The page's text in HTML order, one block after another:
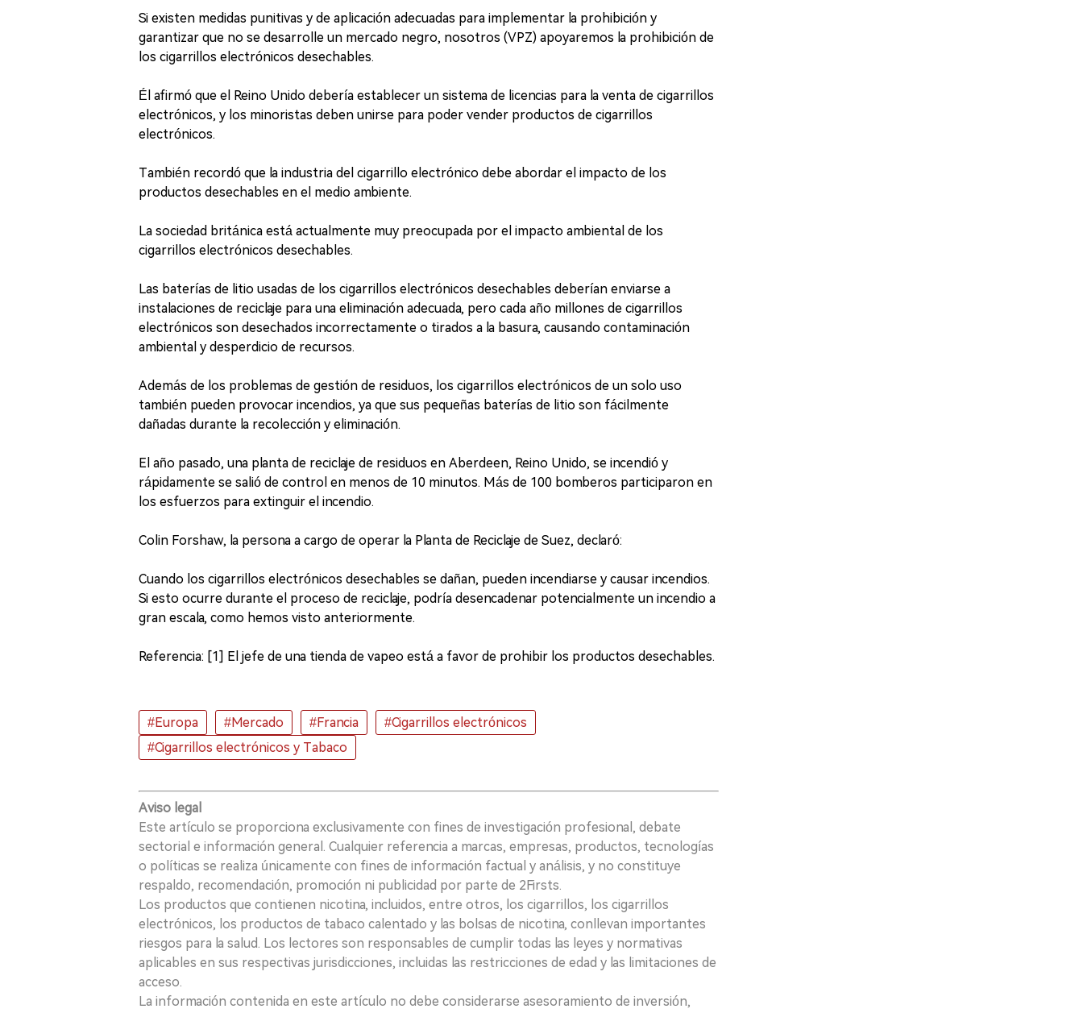
Si existen medidas punitivas y de aplicación adecuadas para implementar la prohibición y
garantizar que no se desarrolle un mercado negro, nosotros (VPZ) apoyaremos la prohibición de
los cigarrillos electrónicos desechables.
Él afirmó que el Reino Unido debería establecer un sistema de licencias para la venta de cigarrillos
electrónicos, y los minoristas deben unirse para poder vender productos de cigarrillos
electrónicos.
También recordó que la industria del cigarrillo electrónico debe abordar el impacto de los
productos desechables en el medio ambiente.
La sociedad británica está actualmente muy preocupada por el impacto ambiental de los
cigarrillos electrónicos desechables.
Las baterías de litio usadas de los cigarrillos electrónicos desechables deberían enviarse a
instalaciones de reciclaje para una eliminación adecuada, pero cada año millones de cigarrillos
electrónicos son desechados incorrectamente o tirados a la basura, causando contaminación
ambiental y desperdicio de recursos.
Además de los problemas de gestión de residuos, los cigarrillos electrónicos de un solo uso
también pueden provocar incendios, ya que sus pequeñas baterías de litio son fácilmente
dañadas durante la recolección y eliminación.
El año pasado, una planta de reciclaje de residuos en Aberdeen, Reino Unido, se incendió y
rápidamente se salió de control en menos de 10 minutos. Más de 100 bomberos participaron en
los esfuerzos para extinguir el incendio.
Colin Forshaw, la persona a cargo de operar la Planta de Reciclaje de Suez, declaró:
Cuando los cigarrillos electrónicos desechables se dañan, pueden incendiarse y causar incendios.
Si esto ocurre durante el proceso de reciclaje, podría desencadenar potencialmente un incendio a
gran escala, como hemos visto anteriormente.
Referencia: [1] El jefe de una tienda de vapeo está a favor de prohibir los productos desechables.
#Europa #Mercado #Francia
#Cigarrillos electrónicos
#Cigarrillos electrónicos y Tabaco
Aviso legal
Este artículo se proporciona exclusivamente con fines de investigación profesional, debate
sectorial e información general. Cualquier referencia a marcas, empresas, productos, tecnologías
o políticas se realiza únicamente con fines de información factual y análisis, y no constituye
respaldo, recomendación, promoción ni publicidad por parte de 2Firsts.
Los productos que contienen nicotina, incluidos, entre otros, los cigarrillos, los cigarrillos
electrónicos, los productos de tabaco calentado y las bolsas de nicotina, conllevan importantes
riesgos para la salud. Los lectores son responsables de cumplir todas las leyes y normativas
aplicables en sus respectivas jurisdicciones, incluidas las restricciones de edad y las limitaciones de
acceso.
La información contenida en este artículo no debe considerarse asesoramiento de inversión,